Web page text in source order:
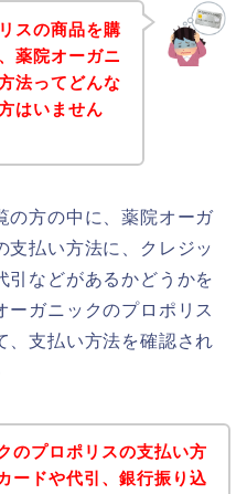
スの商品を購
薬院オーガニ
法ってどんな
はいません
の方の中に、薬院オーガ
支払い方法に、クレジッ
引などがあるかどうかを
ーガニックのプロポリス
、支払い方法を確認され
のプロポリスの支払い方
ードや代引、銀行振り込